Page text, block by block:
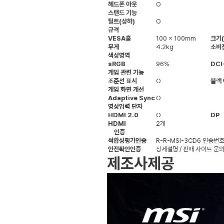
헤드폰 아웃
O
스탠드 기능
틸트(상하)
O
규격
VESA홀
100 x 100mm
크기
무게
4.2kg
소비
색상영역
sRGB
96%
게임 관련 기능
조준선 표시
O
블랙
게임 화면 개선
Adaptive SyncO
영상입력 단자
HDMI 2.0
O
DP
HDMI
2개
인증
적합성평가인증
R-R-MSI-3CD6 인증번
안전확인인증
상세설명 / 판매 사이트 문
제조사제공